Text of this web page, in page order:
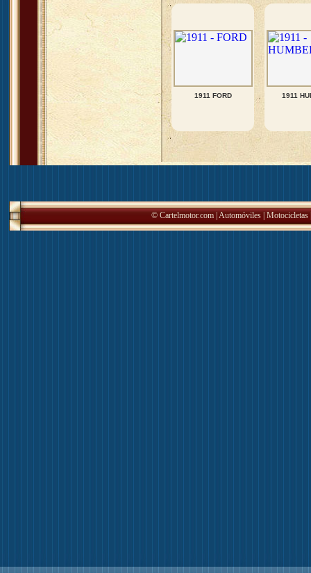
1911 FORD 1911
© Cartelmotor.com | Automóviles Motocicletas